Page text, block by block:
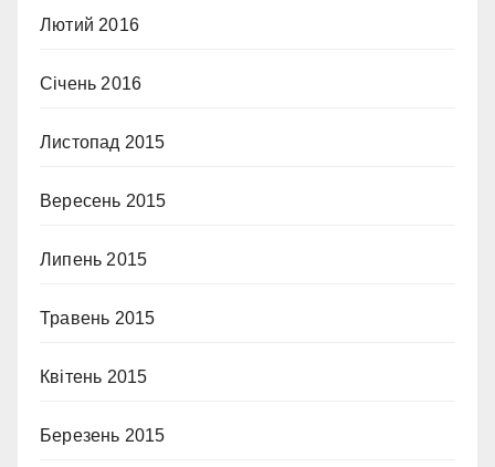
Лютий 2016
Січень 2016
Листопад 2015
Вересень 2015
Липень 2015
Травень 2015
Квітень 2015
Березень 2015